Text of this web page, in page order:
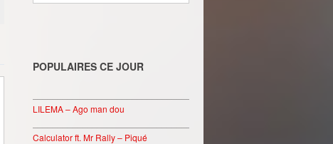
POPULAIRES CE JOUR
LILEMA – Ago man dou
Calculator ft. Mr Rally – Piqué